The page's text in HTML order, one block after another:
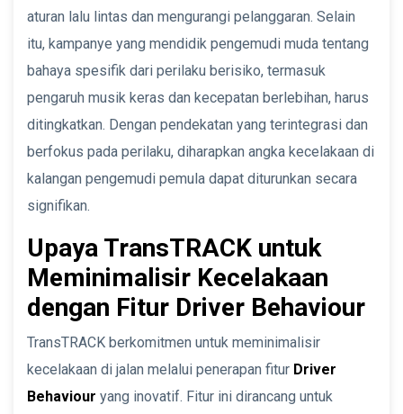
aturan lalu lintas dan mengurangi pelanggaran. Selain
itu, kampanye yang mendidik pengemudi muda tentang
bahaya spesifik dari perilaku berisiko, termasuk
pengaruh musik keras dan kecepatan berlebihan, harus
ditingkatkan. Dengan pendekatan yang terintegrasi dan
berfokus pada perilaku, diharapkan angka kecelakaan di
kalangan pengemudi pemula dapat diturunkan secara
signifikan.
Upaya TransTRACK untuk
Meminimalisir Kecelakaan
dengan Fitur Driver Behaviour
TransTRACK berkomitmen untuk meminimalisir
kecelakaan di jalan melalui penerapan fitur Driver
Behaviour yang inovatif. Fitur ini dirancang untuk